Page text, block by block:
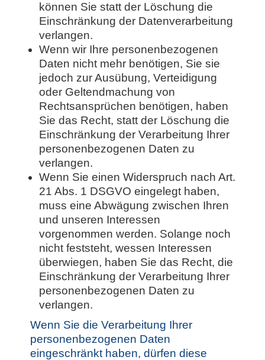
können Sie statt der Löschung die
Einschränkung der Datenverarbeitung
verlangen.
Wenn wir Ihre personenbezogenen
Daten nicht mehr benötigen, Sie sie
jedoch zur Ausübung, Verteidigung
oder Geltendmachung von
Rechtsansprüchen benötigen, haben
Sie das Recht, statt der Löschung die
Einschränkung der Verarbeitung Ihrer
personenbezogenen Daten zu
verlangen.
Wenn Sie einen Widerspruch nach Art.
21 Abs. 1 DSGVO eingelegt haben,
muss eine Abwägung zwischen Ihren
und unseren Interessen
vorgenommen werden. Solange noch
nicht feststeht, wessen Interessen
überwiegen, haben Sie das Recht, die
Einschränkung der Verarbeitung Ihrer
personenbezogenen Daten zu
verlangen.
Wenn Sie die Verarbeitung Ihrer
personenbezogenen Daten
eingeschränkt haben, dürfen diese